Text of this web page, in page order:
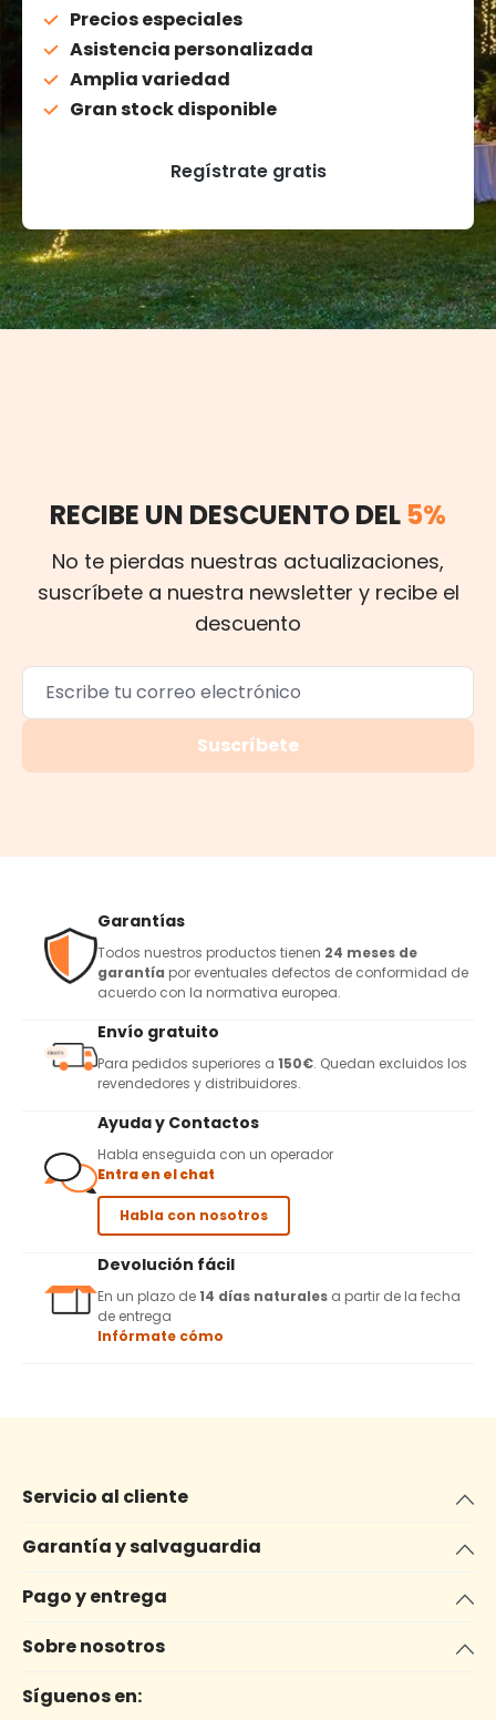
Precios especiales
Asistencia personalizada
Amplia variedad
Gran stock disponible
Regístrate gratis
RECIBE UN DESCUENTO DEL 5%
No te pierdas nuestras actualizaciones,
suscríbete a nuestra newsletter y recibe el
descuento
Suscríbete
Garantías
Todos nuestros productos tienen 24 meses de
garantía por eventuales defectos de conformidad de
acuerdo con la normativa europea.
Envío gratuito
Para pedidos superiores a 150€. Quedan excluidos los
revendedores y distribuidores.
Ayuda y Contactos
Habla enseguida con un operador
Entra en el chat
Habla con nosotros
Devolución fácil
En un plazo de14 días naturales a partir de la fecha
de entrega
Infórmate cómo
Servicio al cliente
Garantía y salvaguardia
Pago y entrega
Sobre nosotros
Síguenos en: